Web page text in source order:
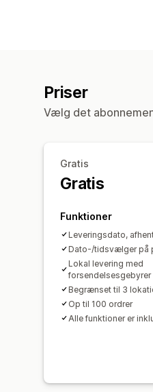
Priser
Vælg det
Gratis
Gratis
Funktioner
Leveringsdato,
Dato-/tidsvælger på
Lokal levering med
forsendelsesgebyrer
Begrænset til 3
Op til 100 ordrer
Alle funktioner er